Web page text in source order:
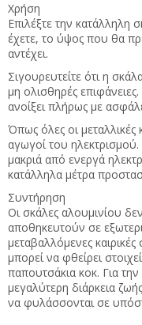
Χρήση
Επιλέξτε την κατάλληλη
έχετε, το ύψος που θα
αντέχει.
Σιγουρευτείτε ότι η
μη ολισθηρές
ανοίξει πλήρως με
Όπως όλες οι μεταλλικές
αγωγοί του
μακριά από ενεργά
κατάλληλα μέτρα
Συντήρηση
Οι σκάλες αλουμινίου
αποθηκευτούν σε
μεταβαλλόμενες
μπορεί να φθείρει
παπουτσάκια κοκ. Για
μεγαλύτερη διάρκεια
να φυλάσσονται σε